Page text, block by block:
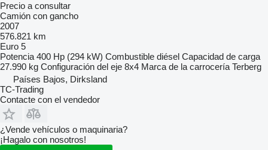
Precio a consultar
Camión con gancho
2007
576.821 km
Euro 5
Potencia 400 Hp (294 kW) Combustible diésel Capacidad de carga
27.990 kg Configuración del eje 8x4 Marca de la carrocería Terberg
Países Bajos, Dirksland
TC-Trading
Contacte con el vendedor
¿Vende vehículos o maquinaria?
¡Hagalo con nosotros!